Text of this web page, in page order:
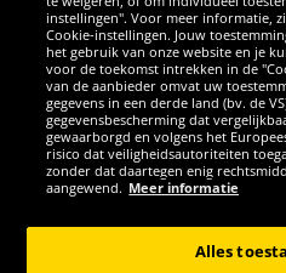
APPS
GER - Alle rechten voorbehouden
instellingen". Voor meer informatie,
Cookie-instellingen. Jouw
het gebruik van onze website en je
voor de toekomst intrekken in de
van de aanbieder omvat uw
gegevens in een derde land (bv. de
gegevensbescherming dat
gewaarborgd en volgens het
risico dat veiligheidsautoriteiten
zonder dat daartegen enig
aangewend. Meer informatie
Alles